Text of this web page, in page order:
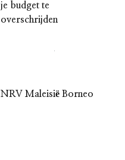
je budget te
overschrijden
NRV Maleisië Borneo